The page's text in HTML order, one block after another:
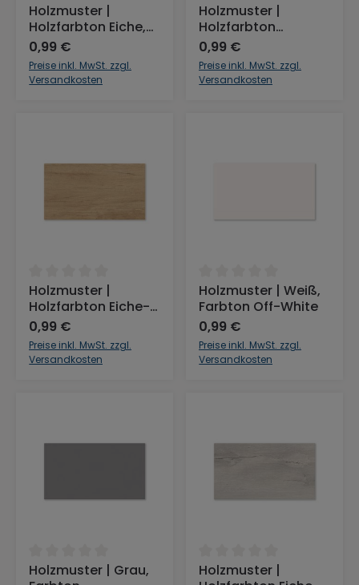
Durchschnittliche Bewertung von 0 von 5 Sternen
Holzmuster |
Holzfarbton Eiche,
Massivholz
0,99 €
Preise inkl. MwSt. zzgl.
Versandkosten
Durchschnittliche
Holzmuster |
Holzfarbton
Groovy-Oak
0,99 €
Preise inkl. MwSt. zzgl.
Versandkosten
Durchschnittliche Bewertung von 0 von 5 Sternen
Holzmuster |
Holzfarbton Eiche-
Nebraska
0,99 €
Preise inkl. MwSt. zzgl.
Versandkosten
Durchschnittliche
Holzmuster | Weiß,
Farbton Off-White
0,99 €
Preise inkl. MwSt. zzgl.
Versandkosten
Durchschnittliche Bewertung von 0 von 5 Sternen
Holzmuster | Grau,
Durchschnittliche
Holzmuster |